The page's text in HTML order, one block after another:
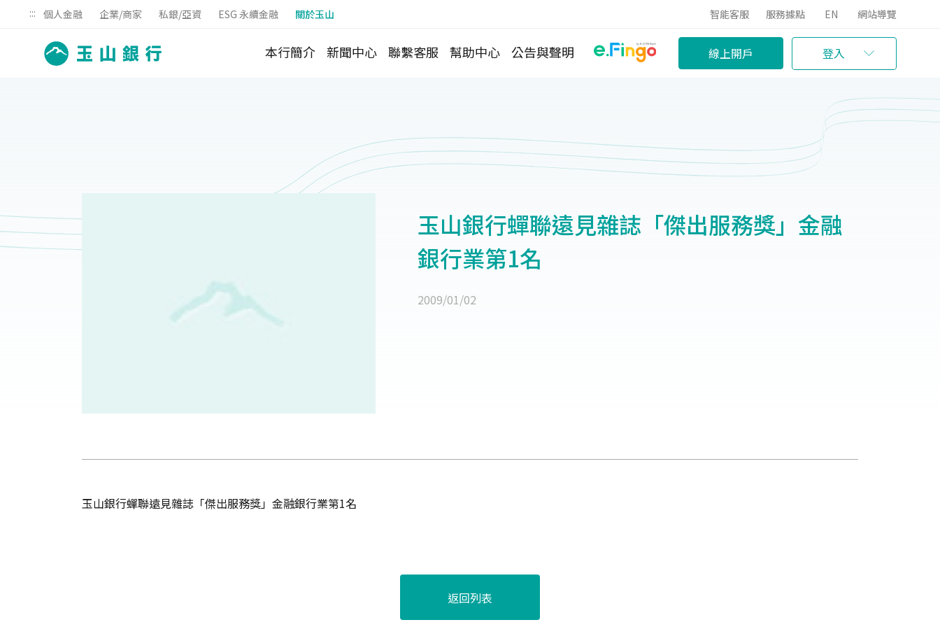
::: 個人金融 企業/商家 私銀/亞資 ESG 永續金融 關於玉山 智能客服 服務據點 EN 網站導覽
本行簡介 新聞中心 聯繫客服 幫助中心 公告與聲明 線上開戶 登入
玉山銀行蟬聯遠見雜誌「傑出服務獎」金融
銀行業第1名
2009/01/02
玉山銀行蟬聯遠見雜誌「傑出服務獎」金融銀行業第1名
返回列表